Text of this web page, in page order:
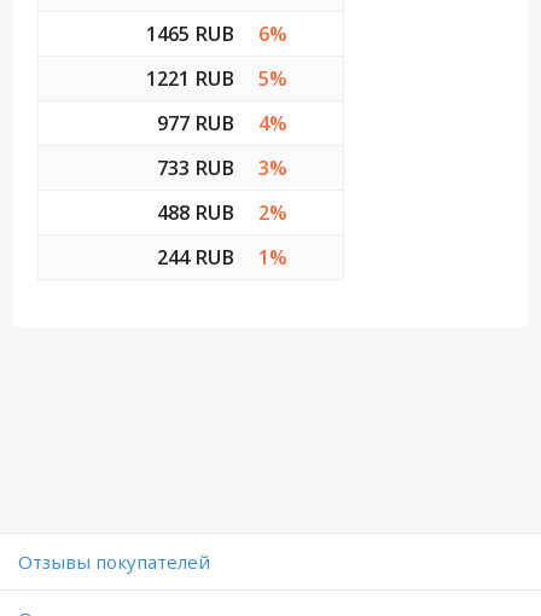
1465 RUB
6%
1221 RUB
5%
977 RUB
4%
733 RUB
3%
488 RUB
2%
244 RUB
1%
Отзывы покупателей